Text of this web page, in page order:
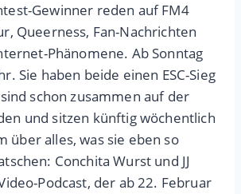
Gewinner reden auf FM4
Queerness, Fan-Nachrichten
Phänomene. Ab Sonntag
Sie haben beide einen ESC-Sieg
schon zusammen auf der
und sitzen künftig wöchentlich
über alles, was sie eben so
Conchita Wurst und JJ
Podcast, der ab 22. Februar